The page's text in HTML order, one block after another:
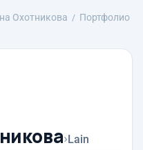
Охотникова
Портфолио
›Lain